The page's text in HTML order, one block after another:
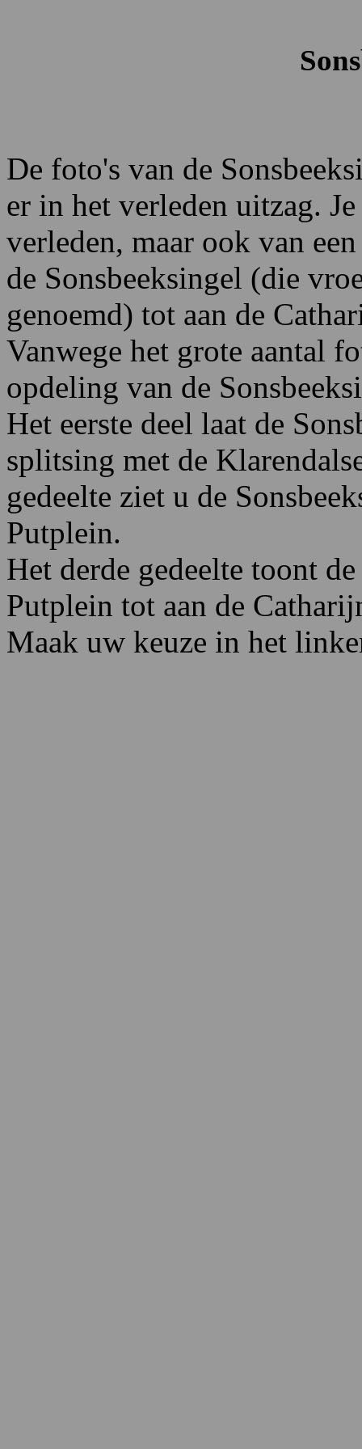
De foto's van de
er in het verleden uitzag.
verleden, maar ook van
de Sonsbeeksingel (die
genoemd) tot aan de
Vanwege het grote aantal
opdeling van de
Het eerste deel laat de
splitsing met de
gedeelte ziet u de
Putplein.
Het derde gedeelte toont
Putplein tot aan de
Maak uw keuze in het